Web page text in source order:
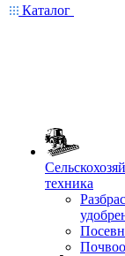
Каталог
техника